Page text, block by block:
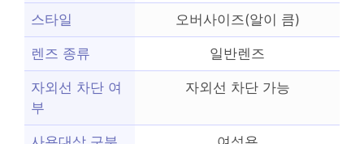
스타일 오버사이즈(알이 큼)
렌즈 종류 일반렌즈
자외선 차단 여
부
자외선 차단 가능